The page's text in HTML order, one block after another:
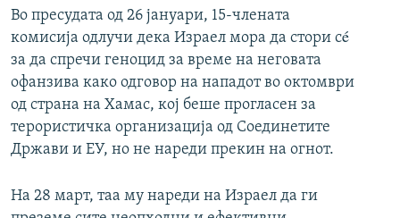
Во пресудата од 26 јануари, 15-члената
комисија одлучи дека Израел мора да стори сé
за да спречи геноцид за време на неговата
офанзива како одговор на нападот во октомври
од страна на Хамас, кој беше прогласен за
терористичка организација од Соединетите
Држави и ЕУ, но не нареди прекин на огнот.
На 28 март, таа му нареди на Израел да ги